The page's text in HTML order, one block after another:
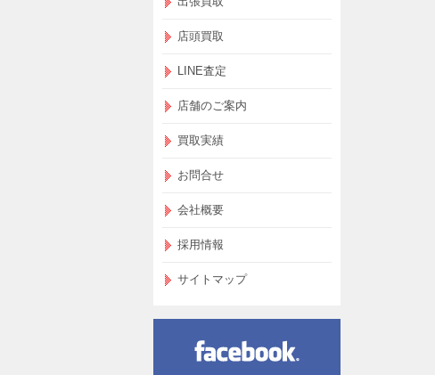
店頭買取
LINE査定
店舗のご案内
買取実績
お問合せ
会社概要
採用情報
サイトマップ